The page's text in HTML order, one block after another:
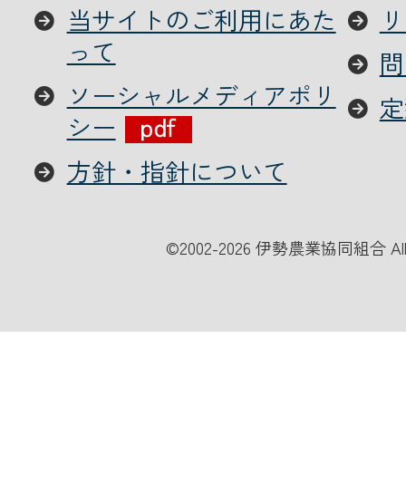
当サイトのご利用にあた
って
ソーシャルメディアポリ
シー
方針・指針について
©2002-2026 伊勢農業協同組合